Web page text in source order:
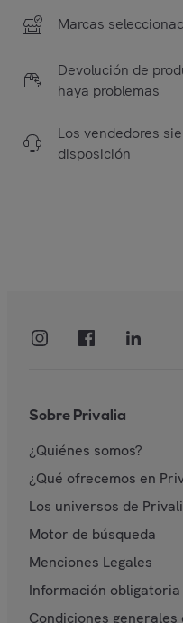
Marcas
Devolución de
haya problemas
Los vendedores
disposición
Sobre Privalia
¿Quiénes somos?
¿Qué ofrecemos en
Los universos de
Motor de búsqueda
Menciones Legales
Información obligatoria
Condiciones